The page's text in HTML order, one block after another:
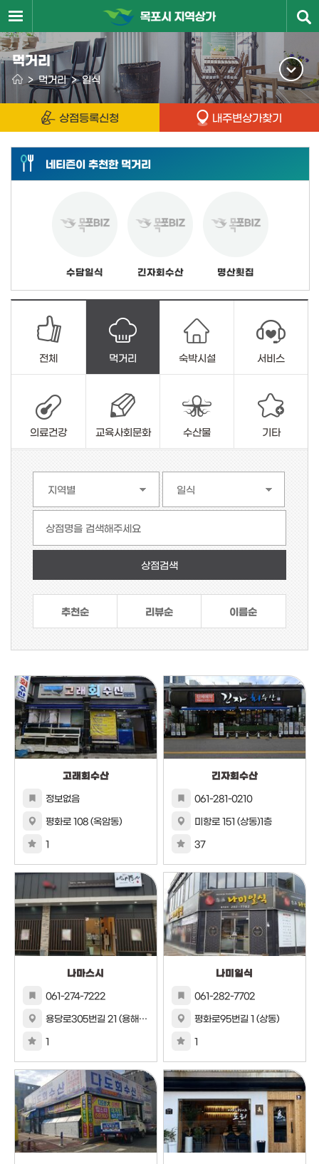
먹거리
> 먹거리 > 일식
상점등록신청 내주변상가찾기
네티즌이 추천한 먹거리
수담일식 긴자회수산 명산횟집
전체 먹거리 숙박시설 서비스
의료건강 교육사회문화 수산물 기타
상점명을 검색해주세요
추천순 리뷰순 이름순
고래회수산
정보없음
평화로 108 (옥암동)
1
긴자회수산
061-281-0210
미항로 151 (상동)1층
37
나마스시
061-274-7222
용당로305번길 21 (용해동)104호
1
나미일식
061-282-7702
평화로95번길 1 (상동)
1